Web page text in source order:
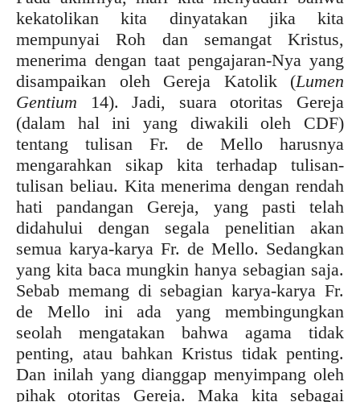
kekatolikan kita dinyatakan jika kita
mempunyai Roh dan semangat Kristus,
menerima dengan taat pengajaran-Nya yang
disampaikan oleh Gereja Katolik (Lumen
Gentium 14). Jadi, suara otoritas Gereja
(dalam hal ini yang diwakili oleh CDF)
tentang tulisan Fr. de Mello harusnya
mengarahkan sikap kita terhadap tulisan-
tulisan beliau. Kita menerima dengan rendah
hati pandangan Gereja, yang pasti telah
didahului dengan segala penelitian akan
semua karya-karya Fr. de Mello. Sedangkan
yang kita baca mungkin hanya sebagian saja.
Sebab memang di sebagian karya-karya Fr.
de Mello ini ada yang membingungkan
seolah mengatakan bahwa agama tidak
penting, atau bahkan Kristus tidak penting.
Dan inilah yang dianggap menyimpang oleh
pihak otoritas Gereja. Maka kita sebagai